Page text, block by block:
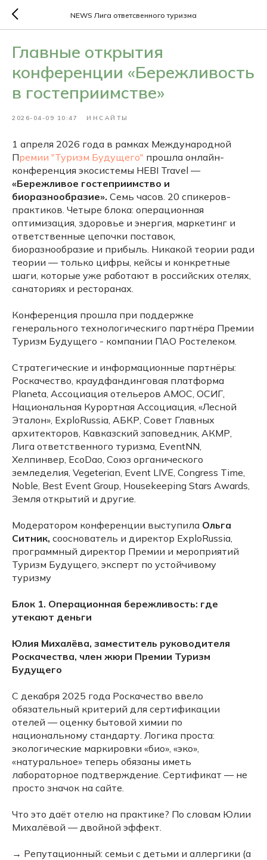
NEWS Лига ответсвенного туризма
Главные открытия
конференции «Бережливость
в гостеприимстве»
2026-04-09 10:47 ИНСАЙТЫ
1 апреля 2026 года в рамках Международной
Премии "Туризм Будущего" прошла онлайн-
конференция экосистемы HEBI Travel —
«Бережливое гостеприимство и
биоразнообразие». Семь часов. 20 спикеров-
практиков. Четыре блока: операционная
оптимизация, здоровье и энергия, маркетинг и
ответственные цепочки поставок,
биоразнообразие и прибыль. Никакой теории ради
теории — только цифры, кейсы и конкретные
шаги, которые уже работают в российских отелях,
санаториях и ресторанах.
Конференция прошла при поддержке
генерального технологическиго партнёра Премии
Туризм Будущего - компании ПАО Ростелеком.
Стратегические и информационные партнёры:
Роскачество, краудфандинговая платформа
Planeta, Ассоциация отельеров АМОС, ОСИГ,
Национальная Курортная Ассоциация, «Лесной
Эталон», ExploRussia, АБКР, Совет Главных
архитекторов, Кавказский заповедник, АКМР,
Лига ответственного туризма, EventNN,
Хелпинвер, EcoDao, Союз органического
земледелия, Vegeterian, Event LIVE, Congress Time,
Noble, Best Event Group, Housekeeping Stars Awards,
Земля открытий и другие.
Модератором конференции выступила Ольга
Ситник, сооснователь и директор ExploRussia,
программный директор Премии и мероприятий
Туризм Будущего, эксперт по устойчивому
туризму
Блок 1. Операционная бережливость: где
утекают деньги
Юлия Михалёва, заместитель руководителя
Роскачества, член жюри Премии Туризм
Будущего
С декабря 2025 года Роскачество ввело
обязательный критерий для сертификации
отелей — оценку бытовой химии по
национальному стандарту. Логика проста:
экологические маркировки «био», «эко»,
«натуральное» теперь обязаны иметь
лабораторное подтверждение. Сертификат — не
просто значок на сайте.
Что это даёт отелю на практике? По словам Юлии
Михалёвой — двойной эффект.
→ Репутационный: семьи с детьми и аллергики (а